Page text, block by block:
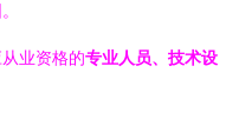
业资格的专业人员、技术设